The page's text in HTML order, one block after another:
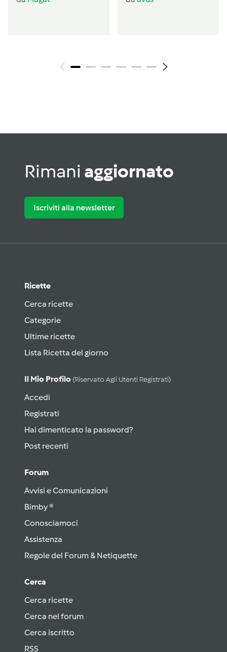
Rimani aggiornato
Iscriviti alla newsletter
Ricette
Cerca ricette
Categorie
Ultime ricette
Lista Ricetta del giorno
Il Mio Profilo (riservato Agli Utenti Registrati)
Accedi
Registrati
Hai dimenticato la password?
Post recenti
Forum
Avvisi e Comunicazioni
Bimby ®
Conosciamoci
Assistenza
Regole del Forum & Netiquette
Cerca
Cerca ricette
Cerca nel forum
Cerca iscritto
RSS